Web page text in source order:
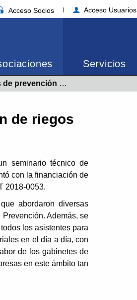
Acceso Socios Acceso Usuarios
Servicios
organizaciones empresariales
de riegos
seminario técnico de
con la financiación de
2018-0053.
abordaron diversas
Además, se
los asistentes para
en el día a día, con
de los gabinetes de
en este ámbito tan